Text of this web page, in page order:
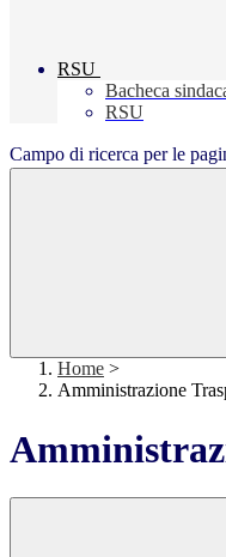
RSU
Bacheca
RSU
Campo di ricerca per le
Home >
Amministrazione